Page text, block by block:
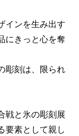
インを生み出す
にきっと心を奪
彫刻は、限られ
戦と氷の彫刻展
要素として親し